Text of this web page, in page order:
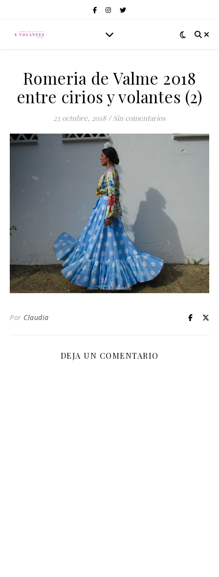
Romeria de Valme 2018
entre cirios y volantes (2)
23 octubre, 2018 / Sin comentarios
Por Claudia
DEJA UN COMENTARIO